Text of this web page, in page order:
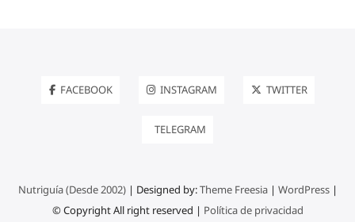
FACEBOOK INSTAGRAM TWITTER
TELEGRAM
Nutriguía (Desde 2002)| Designed by:Theme Freesia| WordPress|
© Copyright All right reserved | Política de privacidad